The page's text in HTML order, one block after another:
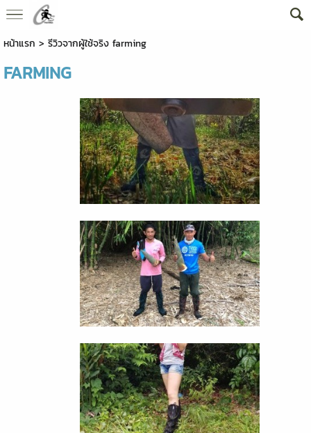
หน้าแรก > รีวิวจากผู้ใช้จริง farming
FARMING